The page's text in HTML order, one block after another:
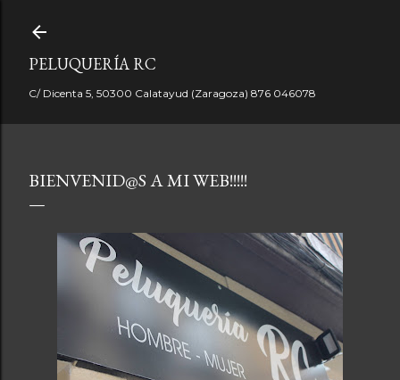
PELUQUERÍA RC
C/ Dicenta 5, 50300 Calatayud (Zaragoza) 876 046078
BIENVENID@S A MI WEB!!!!!